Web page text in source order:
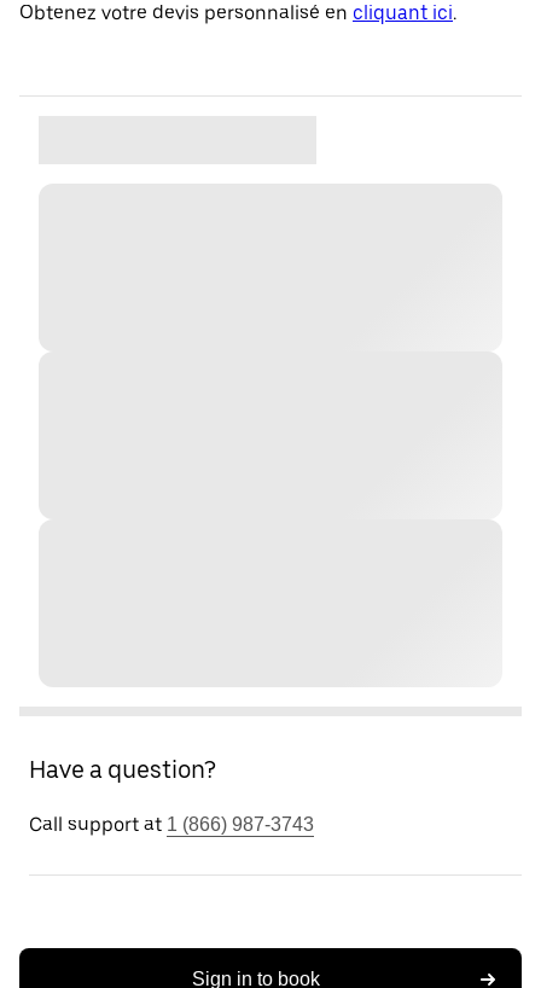
Obtenez votre devis personnalisé en cliquant ici.
Have a question?
Call support at 1 (866) 987-3743
Sign in to book